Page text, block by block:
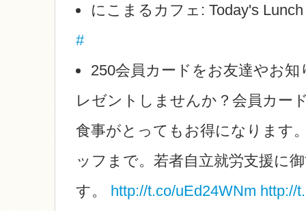
にこまるカフェ: Today's
#
250会員カードをお友達やお
レゼントしませんか？会員カー
食事がとってもお得になります
ッフまで。若者自立就労支援に
す。 http://t.co/uEd24WNm http://